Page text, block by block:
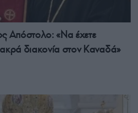
Απόστολο: «Να έχετε
διακονία στον Καναδά»